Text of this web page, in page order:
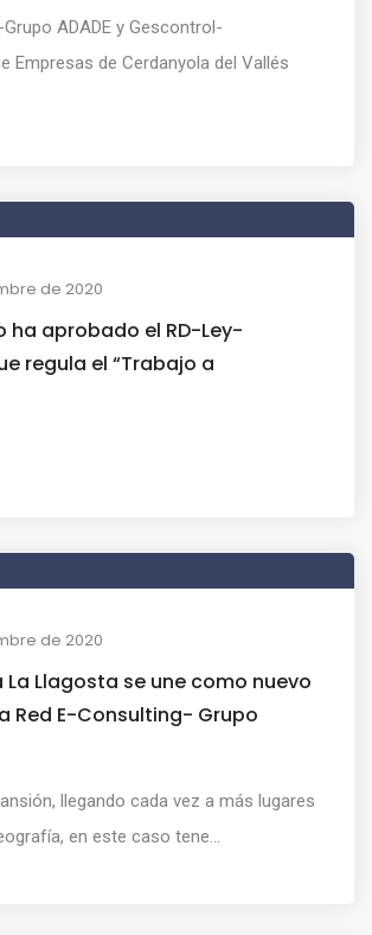
ADADE y Gescontrol-
Empresas de Cerdanyola del Vallés
de 2020
ha aprobado el RD-Ley-
regula el “Trabajo a
de 2020
La Llagosta se une como nuevo
Red E-Consulting- Grupo
llegando cada vez a más lugares
en este caso tene...